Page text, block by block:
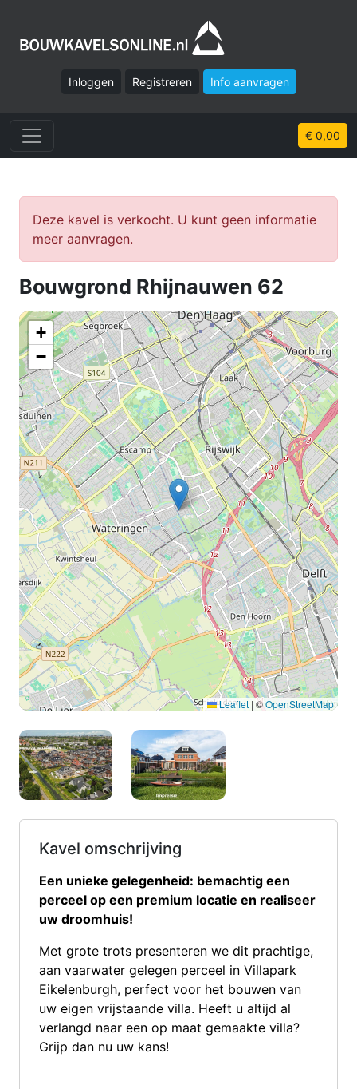
Inloggen Registreren Info aanvragen
€ 0,00
Deze kavel is verkocht. U kunt geen informatie
meer aanvragen.
Bouwgrond Rhijnauwen 62
+
−
Leaflet | ©OpenStreetMap
Kavel omschrijving
Een unieke gelegenheid: bemachtig een
perceel op een premium locatie en realiseer
uw droomhuis!
Met grote trots presenteren we dit prachtige,
aan vaarwater gelegen perceel in Villapark
Eikelenburgh, perfect voor het bouwen van
uw eigen vrijstaande villa. Heeft u altijd al
verlangd naar een op maat gemaakte villa?
Grijp dan nu uw kans!